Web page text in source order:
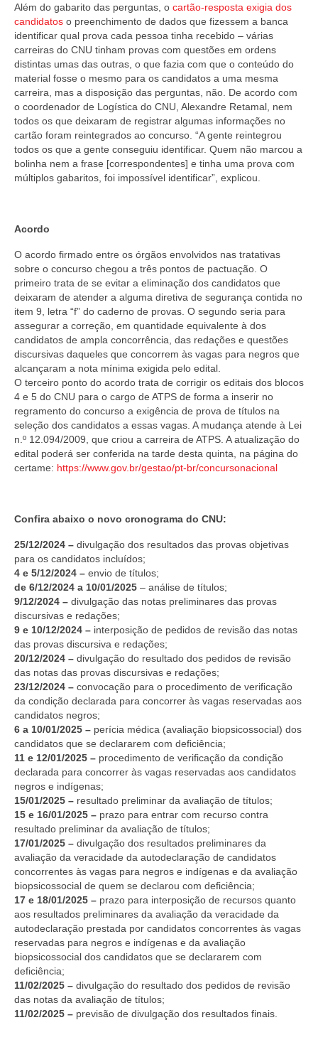
Além do gabarito das perguntas, o cartão-resposta exigia dos
candidatos o preenchimento de dados que fizessem a banca
identificar qual prova cada pessoa tinha recebido – várias
carreiras do CNU tinham provas com questões em ordens
distintas umas das outras, o que fazia com que o conteúdo do
material fosse o mesmo para os candidatos a uma mesma
carreira, mas a disposição das perguntas, não. De acordo com
o coordenador de Logística do CNU, Alexandre Retamal, nem
todos os que deixaram de registrar algumas informações no
cartão foram reintegrados ao concurso. “A gente reintegrou
todos os que a gente conseguiu identificar. Quem não marcou a
bolinha nem a frase [correspondentes] e tinha uma prova com
múltiplos gabaritos, foi impossível identificar”, explicou.
Acordo
O acordo firmado entre os órgãos envolvidos nas tratativas
sobre o concurso chegou a três pontos de pactuação. O
primeiro trata de se evitar a eliminação dos candidatos que
deixaram de atender a alguma diretiva de segurança contida no
item 9, letra “f” do caderno de provas. O segundo seria para
assegurar a correção, em quantidade equivalente à dos
candidatos de ampla concorrência, das redações e questões
discursivas daqueles que concorrem às vagas para negros que
alcançaram a nota mínima exigida pelo edital.
O terceiro ponto do acordo trata de corrigir os editais dos blocos
4 e 5 do CNU para o cargo de ATPS de forma a inserir no
regramento do concurso a exigência de prova de títulos na
seleção dos candidatos a essas vagas. A mudança atende à Lei
n.º 12.094/2009, que criou a carreira de ATPS. A atualização do
edital poderá ser conferida na tarde desta quinta, na página do
certame: https://www.gov.br/gestao/pt-br/concursonacional
Confira abaixo o novo cronograma do CNU:
25/12/2024 – divulgação dos resultados das provas objetivas
para os candidatos incluídos;
4 e 5/12/2024 – envio de títulos;
de 6/12/2024 a 10/01/2025 – análise de títulos;
9/12/2024 – divulgação das notas preliminares das provas
discursivas e redações;
9 e 10/12/2024 – interposição de pedidos de revisão das notas
das provas discursiva e redações;
20/12/2024 – divulgação do resultado dos pedidos de revisão
das notas das provas discursivas e redações;
23/12/2024 – convocação para o procedimento de verificação
da condição declarada para concorrer às vagas reservadas aos
candidatos negros;
6 a 10/01/2025 – perícia médica (avaliação biopsicossocial) dos
candidatos que se declararem com deficiência;
11 e 12/01/2025 – procedimento de verificação da condição
declarada para concorrer às vagas reservadas aos candidatos
negros e indígenas;
15/01/2025 – resultado preliminar da avaliação de títulos;
15 e 16/01/2025 – prazo para entrar com recurso contra
resultado preliminar da avaliação de títulos;
17/01/2025 – divulgação dos resultados preliminares da
avaliação da veracidade da autodeclaração de candidatos
concorrentes às vagas para negros e indígenas e da avaliação
biopsicossocial de quem se declarou com deficiência;
17 e 18/01/2025 – prazo para interposição de recursos quanto
aos resultados preliminares da avaliação da veracidade da
autodeclaração prestada por candidatos concorrentes às vagas
reservadas para negros e indígenas e da avaliação
biopsicossocial dos candidatos que se declararem com
deficiência;
11/02/2025 – divulgação do resultado dos pedidos de revisão
das notas da avaliação de títulos;
11/02/2025 – previsão de divulgação dos resultados finais.